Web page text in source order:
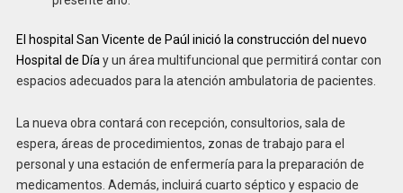
El hospital San Vicente de Paúl inició la construcción del nuevo
Hospital de Día y un área multifuncional que permitirá contar con
espacios adecuados para la atención ambulatoria de pacientes.
La nueva obra contará con recepción, consultorios, sala de
espera, áreas de procedimientos, zonas de trabajo para el
personal y una estación de enfermería para la preparación de
medicamentos. Además, incluirá cuarto séptico y espacio de